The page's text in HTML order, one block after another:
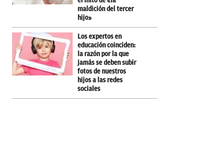
maldición del tercer
hijo»
Los expertos en
educación coinciden:
la razón por la que
jamás se deben subir
fotos de nuestros
hijos a las redes
sociales